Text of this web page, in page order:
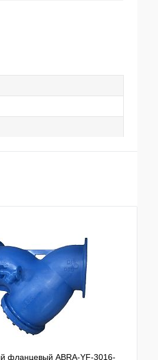
фланцевый ABRA-YF-3016-